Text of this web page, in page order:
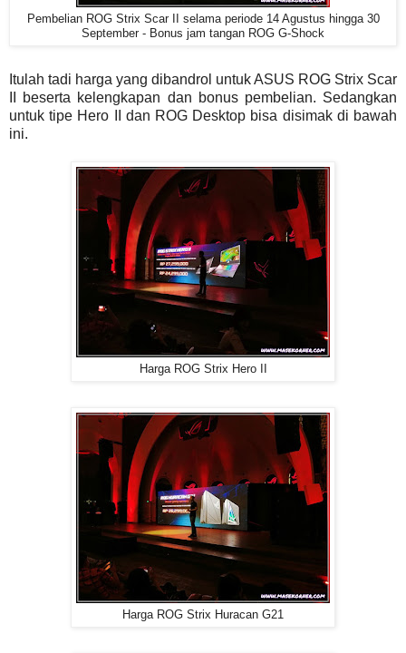
Pembelian ROG Strix Scar II selama periode 14 Agustus hingga 30
September - Bonus jam tangan ROG G-Shock
Itulah tadi harga yang dibandrol untuk ASUS ROG Strix Scar
II beserta kelengkapan dan bonus pembelian. Sedangkan
untuk tipe Hero II dan ROG Desktop bisa disimak di bawah
ini.
Harga ROG Strix Hero II
Harga ROG Strix Huracan G21